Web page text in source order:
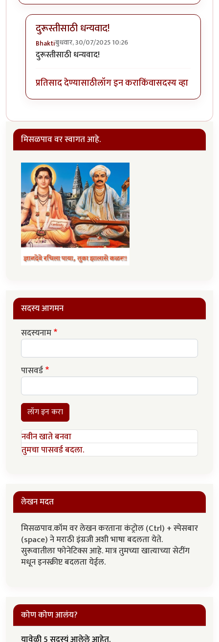
दुरूस्तीसाठी धन्यवाद!
Bhaktiबुधवार, 30/07/2025 10:26
In reply toतपशिलात चूक --
दुरूस्तीसाठी धन्यवाद!
प्रतिसाद देण्यासाठीलॉग इन कराकिंवासदस्य व्हा
मिसळपाव वर स्वागत आहे.
सदस्य आगमन
सदस्यनाम
पासवर्ड
लॉग इन करा
नवीन खाते बनवा
तुमचा पासवर्ड बदला.
लेखन मदत
मिसळपाव.कॉम वर लेखन करताना कंट्रोल (Ctrl) + स्पेसबार
(space) ने मराठी इंग्रजी अशी भाषा बदलता येते.
सुरूवातीला फोनेटिक्स आहे. मात्र तुमच्या खात्याच्या सेटींग
मधून इनस्क्रीप्ट बदलता येईल.
कोण कोण आलंय?